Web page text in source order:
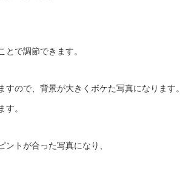
で調節できます。
ので、背景が大きくボケた写真になります。
。
トが合った写真になり、